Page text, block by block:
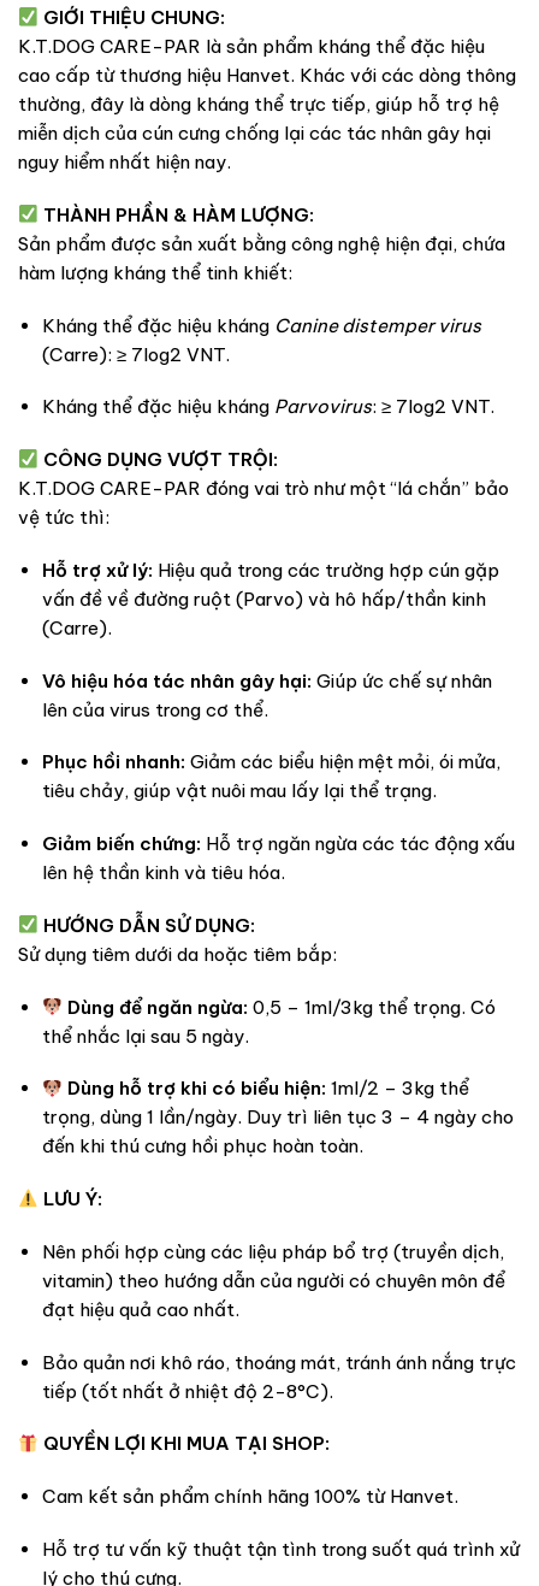
GIỚI THIỆU CHUNG:
K.T.DOG CARE-PAR là sản phẩm kháng thể đặc hiệu
cao cấp từ thương hiệu Hanvet. Khác với các dòng thông
thường, đây là dòng kháng thể trực tiếp, giúp hỗ trợ hệ
miễn dịch của cún cưng chống lại các tác nhân gây hại
nguy hiểm nhất hiện nay.
THÀNH PHẦN & HÀM LƯỢNG:
Sản phẩm được sản xuất bằng công nghệ hiện đại, chứa
hàm lượng kháng thể tinh khiết:
Kháng thể đặc hiệu kháng Canine distemper virus
(Carre): ≥ 7log2 VNT.
Kháng thể đặc hiệu kháng Parvovirus: ≥ 7log2 VNT.
CÔNG DỤNG VƯỢT TRỘI:
K.T.DOG CARE-PAR đóng vai trò như một “lá chắn” bảo
vệ tức thì:
Hỗ trợ xử lý: Hiệu quả trong các trường hợp cún gặp
vấn đề về đường ruột (Parvo) và hô hấp/thần kinh
(Carre).
Vô hiệu hóa tác nhân gây hại: Giúp ức chế sự nhân
lên của virus trong cơ thể.
Phục hồi nhanh: Giảm các biểu hiện mệt mỏi, ói mửa,
tiêu chảy, giúp vật nuôi mau lấy lại thể trạng.
Giảm biến chứng: Hỗ trợ ngăn ngừa các tác động xấu
lên hệ thần kinh và tiêu hóa.
HƯỚNG DẪN SỬ DỤNG:
Sử dụng tiêm dưới da hoặc tiêm bắp:
Dùng để ngăn ngừa: 0,5 – 1ml/3kg thể trọng. Có
thể nhắc lại sau 5 ngày.
Dùng hỗ trợ khi có biểu hiện: 1ml/2 – 3kg thể
trọng, dùng 1 lần/ngày. Duy trì liên tục 3 – 4 ngày cho
đến khi thú cưng hồi phục hoàn toàn.
LƯU Ý:
Nên phối hợp cùng các liệu pháp bổ trợ (truyền dịch,
vitamin) theo hướng dẫn của người có chuyên môn để
đạt hiệu quả cao nhất.
Bảo quản nơi khô ráo, thoáng mát, tránh ánh nắng trực
tiếp (tốt nhất ở nhiệt độ 2-8°C).
QUYỀN LỢI KHI MUA TẠI SHOP:
Cam kết sản phẩm chính hãng 100% từ Hanvet.
Hỗ trợ tư vấn kỹ thuật tận tình trong suốt quá trình xử
lý cho thú cưng.